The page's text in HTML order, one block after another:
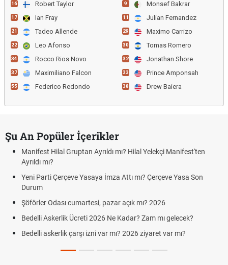
16 Robert Taylor
17 Ian Fray
21 Tadeo Allende
22 Leo Afonso
34 Rocco Rios Novo
37 Maximiliano Falcon
55 Federico Redondo
9 Monsef Bakrar
11 Julian Fernandez
29 Maximo Carrizo
30 Tomas Romero
32 Jonathan Shore
33 Prince Amponsah
38 Drew Baiera
Şu An Popüler İçerikler
Manifest Hilal Gruptan Ayrıldı mı? Hilal Yelekçi Manifest'ten
Ayrıldı mı?
Yeni Parti Çerçeve Yasaya İmza Attı mı? Çerçeve Yasa Son
Durum
Şöförler Odası cumartesi, pazar açık mı? 2026
Bedelli Askerlik Ücreti 2026 Ne Kadar? Zam mı gelecek?
Bedelli askerlik çarşı izni var mı? 2026 ziyaret var mı?